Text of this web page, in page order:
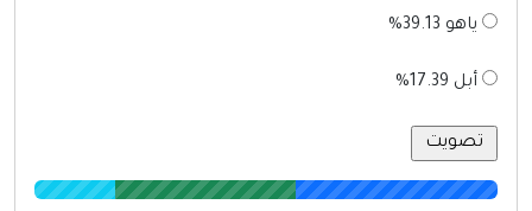
ياهو 39.13%
أبل 17.39%